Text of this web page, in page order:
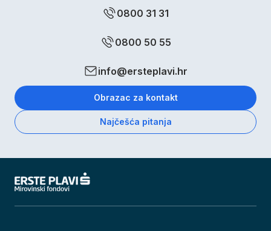
0800 31 31
0800 50 55
info@ersteplavi.hr
Obrazac za kontakt
Najčešća pitanja